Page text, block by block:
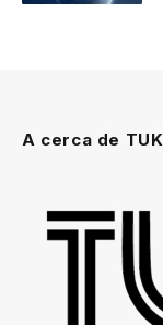
A cerca de TUK